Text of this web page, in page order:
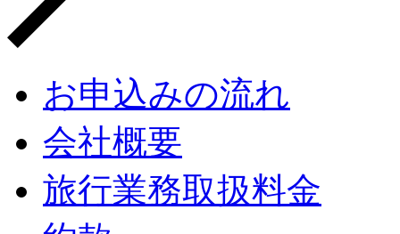
お申込みの流れ
会社概要
旅行業務取扱料金